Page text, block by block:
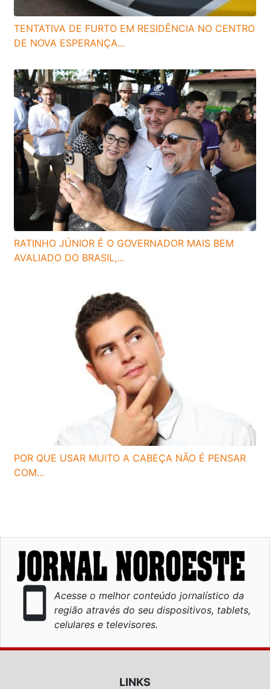
TENTATIVA DE FURTO EM RESIDÊNCIA NO CENTRO
DE NOVA ESPERANÇA...
RATINHO JÚNIOR É O GOVERNADOR MAIS BEM
AVALIADO DO BRASIL,...
POR QUE USAR MUITO A CABEÇA NÃO É PENSAR
COM...
smartphone
Acesse o melhor conteúdo jornalístico da
região através do seu dispositivos, tablets,
celulares e televisores.
LINKS